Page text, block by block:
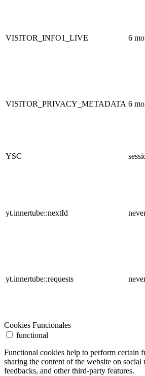
VISITOR_INFO1_LIVE 6
VISITOR_PRIVACY_METADATA 6
YSC
yt.innertube::nextId
yt.innertube::requests
Cookies Funcionales
functional
Functional cookies help to perform certain
sharing the content of the website on
feedbacks, and other third-party features.